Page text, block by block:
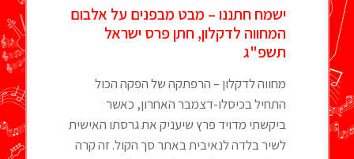
ישמח חתננו – מבט מבפנים על אלבום
המחווה לדקלון, חתן פרס ישראל
תשפ"ג
מחווה לדקלון – הרפתקה של הפקה הכול
התחיל בכיסלו-דצמבר האחרון, כאשר
ביקשתי מדויד פרץ שיעניק את גרסתו האישית
לשיר בלדה לנאיבית באתר סך הקול. זה קרה